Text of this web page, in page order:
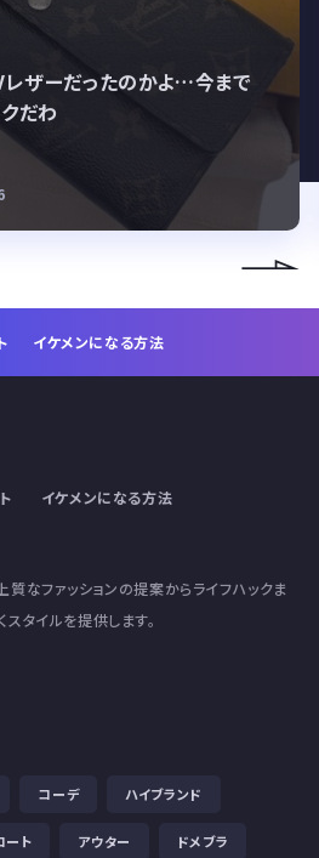
レザーだったのかよ…今まで
だわ
イケメンになる方法
イケメンになる方法
質なファッションの提案からライフハックま
タイルを提供します。
コーデ ハイブランド
ート アウター ドメブラ